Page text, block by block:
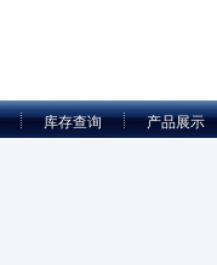
库存查询 产品展示